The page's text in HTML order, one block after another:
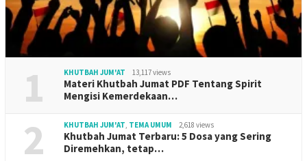
1 KHUTBAH JUM'AT 13,117 views
Materi Khutbah Jumat PDF Tentang Spirit
Mengisi Kemerdekaan…
2 KHUTBAH JUM'AT, TEMA UMUM 2,618 views
Khutbah Jumat Terbaru: 5 Dosa yang Sering
Diremehkan, tetap…